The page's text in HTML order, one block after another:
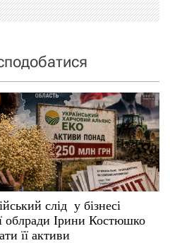
слід у бізнесі
облради Ірини Костюшко
її активи